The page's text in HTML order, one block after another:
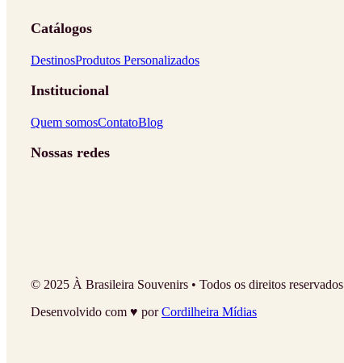
Catálogos
DestinosProdutos Personalizados
Institucional
Quem somosContatoBlog
Nossas redes
© 2025 À Brasileira Souvenirs • Todos os direitos reservados
Desenvolvido com ♥ porCordilheira Mídias